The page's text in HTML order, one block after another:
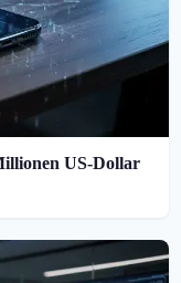
US-Dollar